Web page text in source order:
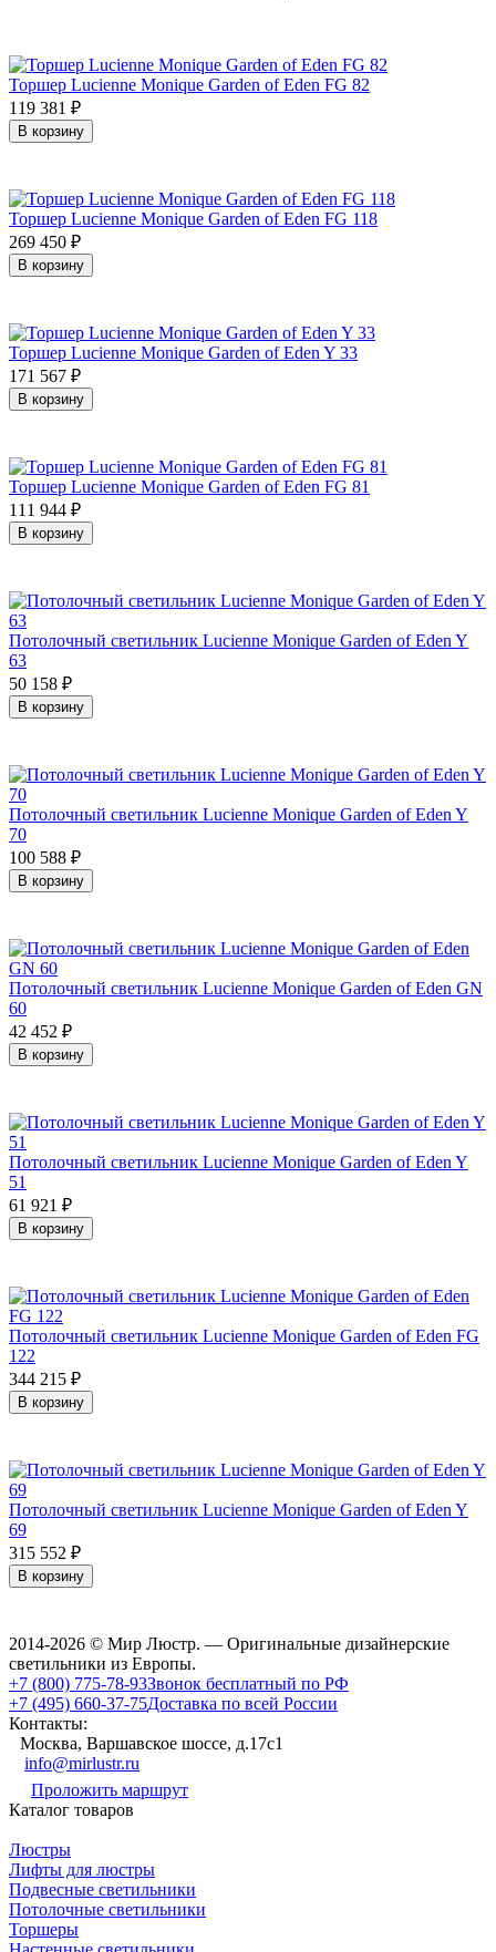
Торшер Lucienne Monique Garden of Eden FG 82
119 381 ₽
В корзину
Торшер Lucienne Monique Garden of Eden FG 118
269 450 ₽
В корзину
Торшер Lucienne Monique Garden of Eden Y 33
171 567 ₽
В корзину
Торшер Lucienne Monique Garden of Eden FG 81
111 944 ₽
В корзину
Потолочный светильник Lucienne Monique Garden of Eden Y
63
50 158 ₽
В корзину
Потолочный светильник Lucienne Monique Garden of Eden Y
70
100 588 ₽
В корзину
Потолочный светильник Lucienne Monique Garden of Eden GN
60
42 452 ₽
В корзину
Потолочный светильник Lucienne Monique Garden of Eden Y
51
61 921 ₽
В корзину
Потолочный светильник Lucienne Monique Garden of Eden FG
122
344 215 ₽
В корзину
Потолочный светильник Lucienne Monique Garden of Eden Y
69
315 552 ₽
В корзину
2014-2026 © Мир Люстр. — Оригинальные дизайнерские
светильники из Европы.
+7 (800) 775-78-93Звонок бесплатный по РФ
+7 (495) 660-37-75Доставка по всей России
Контакты:
Москва, Варшавское шоссе, д.17c1
info@mirlustr.ru
Проложить маршрут
Каталог товаров
Люстры
Лифты для люстры
Подвесные светильники
Потолочные светильники
Торшеры